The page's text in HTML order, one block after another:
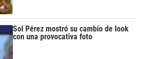
Sol Pérez mostró su cambio de look
con una provocativa foto